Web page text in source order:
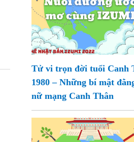
Tử vi trọn đời tuổi Canh
1980 – Những bí mật
nữ mạng Canh Thân